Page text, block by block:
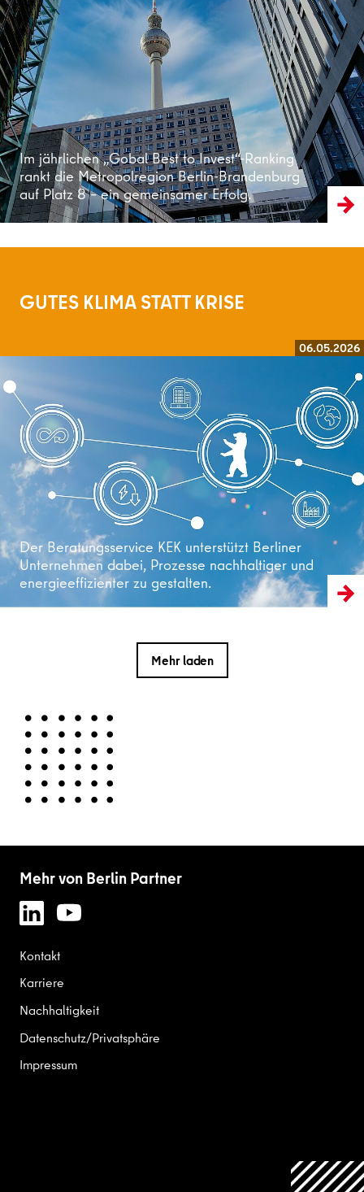
Im jährlichen „Gobal Best to Invest“-Ranking
rankt die Metropolregion Berlin-Brandenburg
auf Platz 8 – ein gemeinsamer Erfolg.
Weiterlesen
GUTES KLIMA STATT KRISE
06.05.2026
Der Beratungsservice KEK unterstützt Berliner
Unternehmen dabei, Prozesse nachhaltiger und
energieeffizienter zu gestalten.
Weiterlesen
Mehr laden
Mehr von Berlin Partner
Kontakt
Karriere
Nachhaltigkeit
Datenschutz/Privatsphäre
Impressum